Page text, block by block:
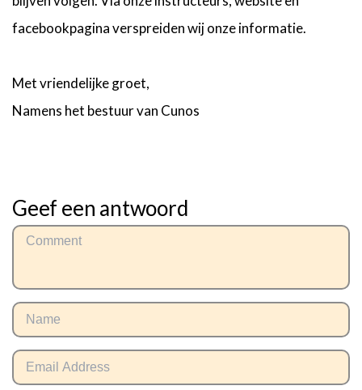
facebookpagina verspreiden wij onze informatie.
Met vriendelijke groet,
Namens het bestuur van Cunos
Geef een antwoord